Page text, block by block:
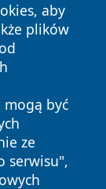
aby
plików
mogą być
ze
serwisu",
prawa
Polityka
Cookies